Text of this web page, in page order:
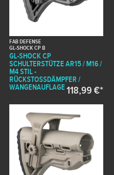
FAB DEFENSE
GL-SHOCK CP B
GL-SHOCK CP
SCHULTERSTÜTZE AR15 / M16 /
M4 STIL -
RÜCKSTOSSDÄMPFER / W
ANGENAUFLAGE 118,99 €*